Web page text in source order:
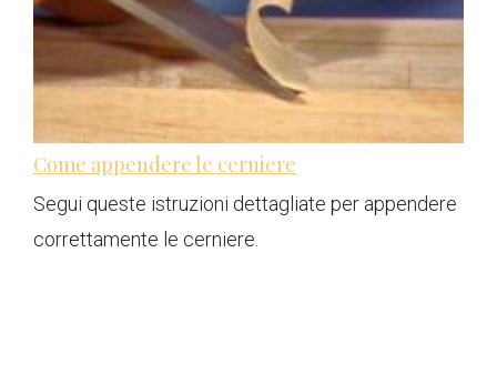
Come appendere le cerniere
Segui queste istruzioni dettagliate per appendere
correttamente le cerniere.